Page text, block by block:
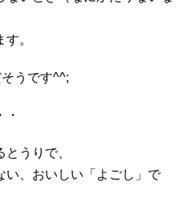
。
うです^^;
うりで、
い、おいしい「よごし」で